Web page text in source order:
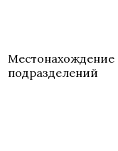
Местонахождение
подразделений